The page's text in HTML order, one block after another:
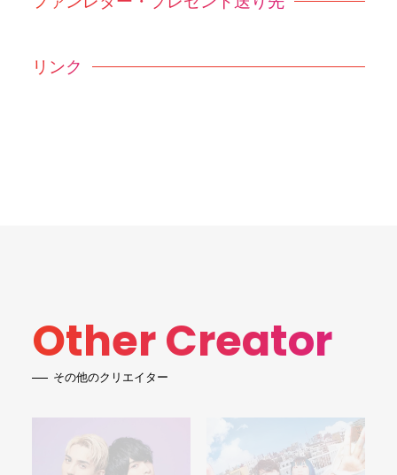
リンク
Other Creator
その他のクリエイター